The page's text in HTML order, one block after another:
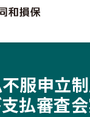
服申立
払審査